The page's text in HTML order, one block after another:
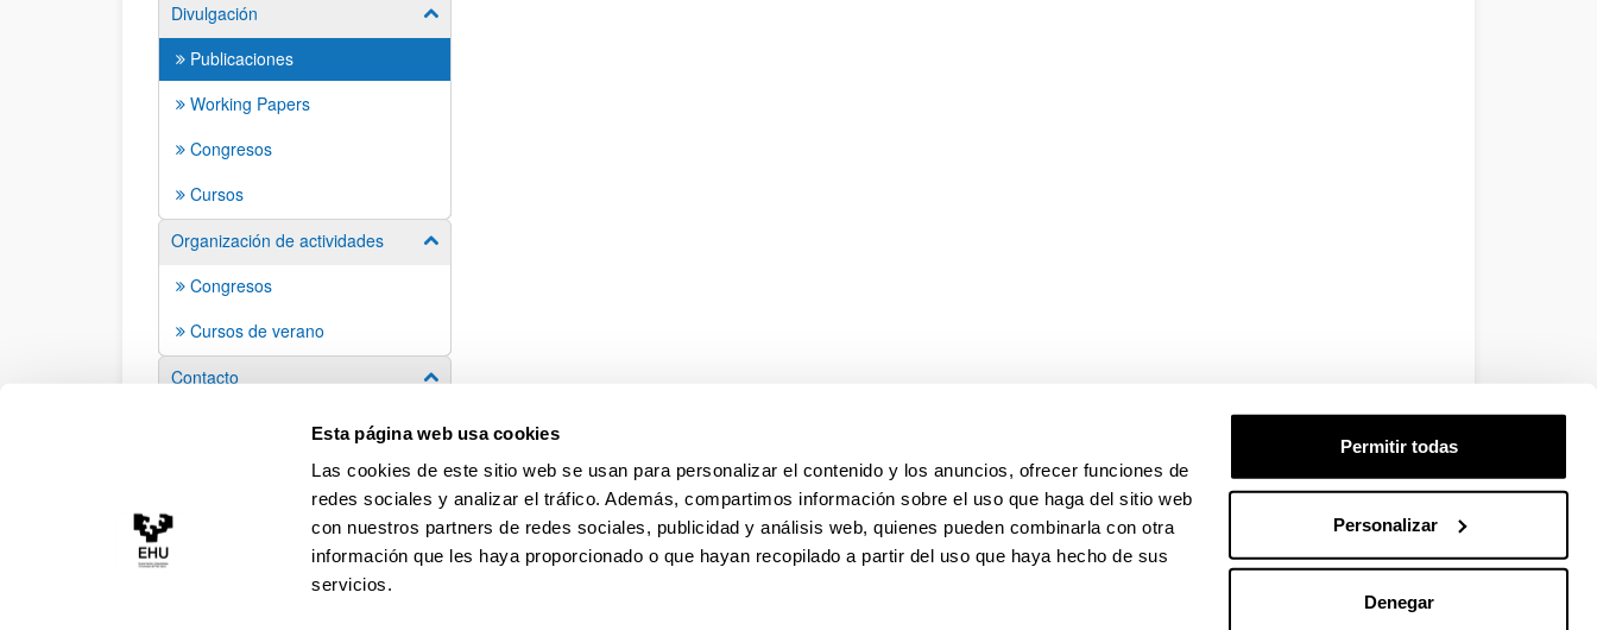
Esta página web usa cookies
Las cookies de este sitio web se usan para personalizar el contenido y los anuncios, ofrecer funciones de
redes sociales y analizar el tráfico. Además, compartimos información sobre el uso que haga del sitio web
con nuestros partners de redes sociales, publicidad y análisis web, quienes pueden combinarla con otra
información que les haya proporcionado o que hayan recopilado a partir del uso que haya hecho de sus
servicios.
Permitir todas
Personalizar
Denegar
Divulgación
Mostrar/ocultar subpáginas
Publicaciones
Working Papers
Congresos
Cursos
Organización de actividades
Mostrar/ocultar subpáginas
Congresos
Cursos de verano
Contacto
Mostrar/ocultar subpáginas